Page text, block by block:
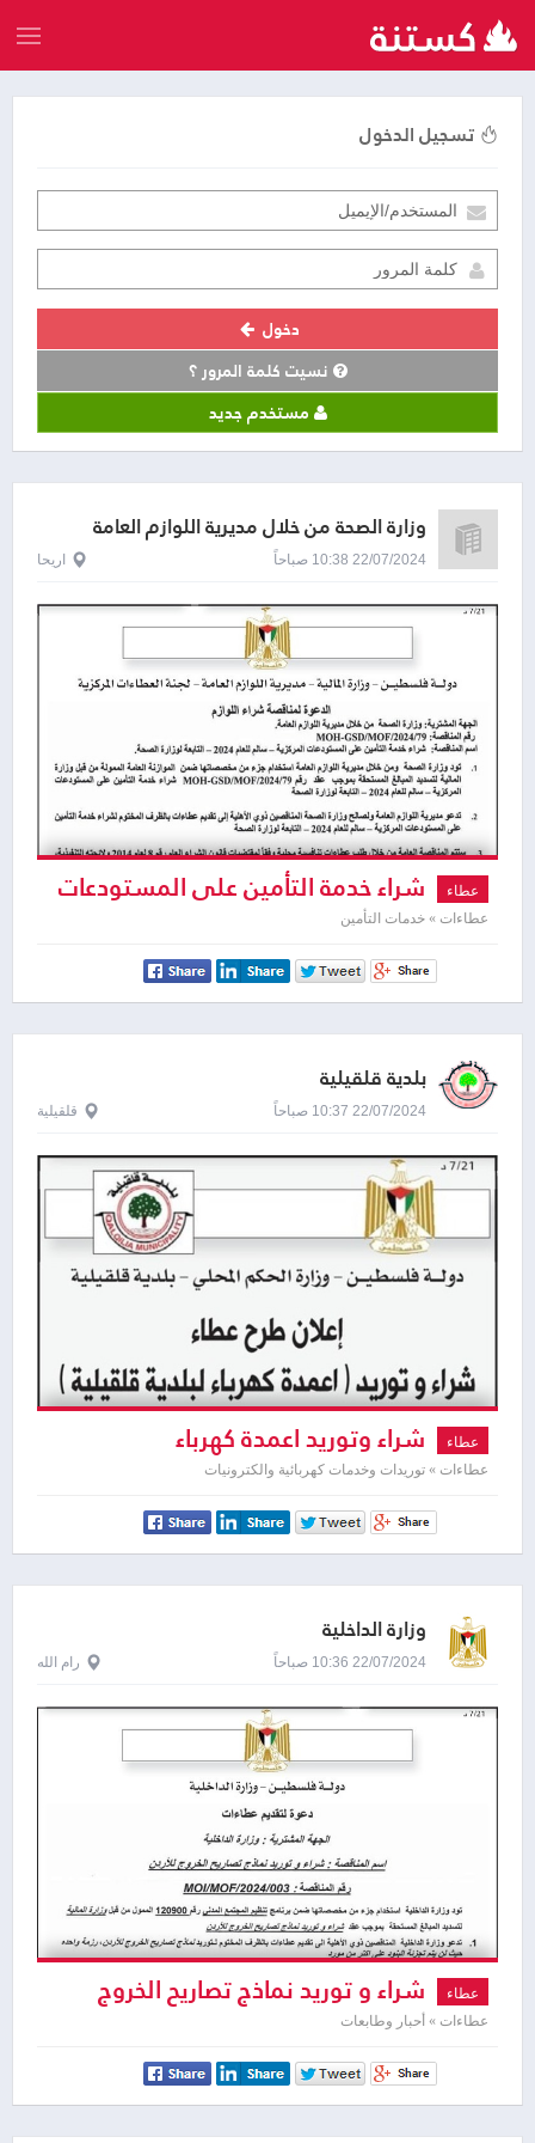
تسجيل الدخول
دخول
نسيت كلمة المرور ؟
مستخدم جديد
وزارة الصحة من خلال مديرية اللوازم العامة
22/07/2024 10:38 صباحاً اريحا
عطاء شراء خدمة التأمين على المستودعات
المركزية - سالم للعام 2024
عطاءات » خدمات التأمين
بلدية قلقيلية
22/07/2024 10:37 صباحاً قلقيلية
عطاء شراء وتوريد اعمدة كهرباء
عطاءات » توريدات وخدمات كهربائية والكترونيات
وزارة الداخلية
22/07/2024 10:36 صباحاً رام الله
عطاء شراء و توريد نماذج تصاريح الخروج
للأردن
عطاءات » أحبار وطابعات